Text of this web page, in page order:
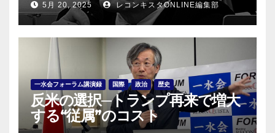
5月 20, 2025 レコンキスタONLINE編集部
一水会フォーラム講演録 国際 政治 歴史
反米の選択─トランプ再来で増大
する“従属”のコスト